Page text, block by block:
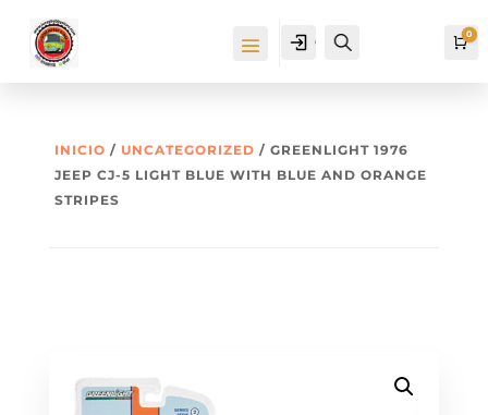
Cuenta 0
INICIO / UNCATEGORIZED / GREENLIGHT 1976
JEEP CJ-5 LIGHT BLUE WITH BLUE AND ORANGE
STRIPES